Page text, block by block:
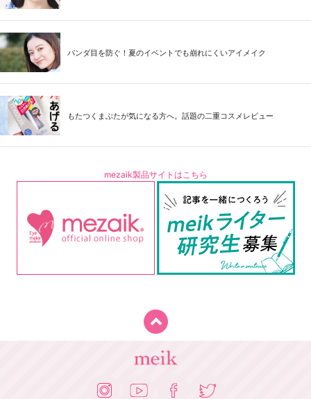
パンダ目を防ぐ！夏のイベントでも崩れにくいアイメイク
もたつくまぶたが気になる方へ。話題の二重コスメレビュー
mezaik製品サイトはこちら